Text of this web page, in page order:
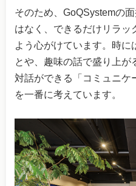
そのため、GoQSystemの
はなく、できるだけリラッ
よう心がけています。時に
とや、趣味の話で盛り上
対話ができる「コミュニケ
を一番に考えています。